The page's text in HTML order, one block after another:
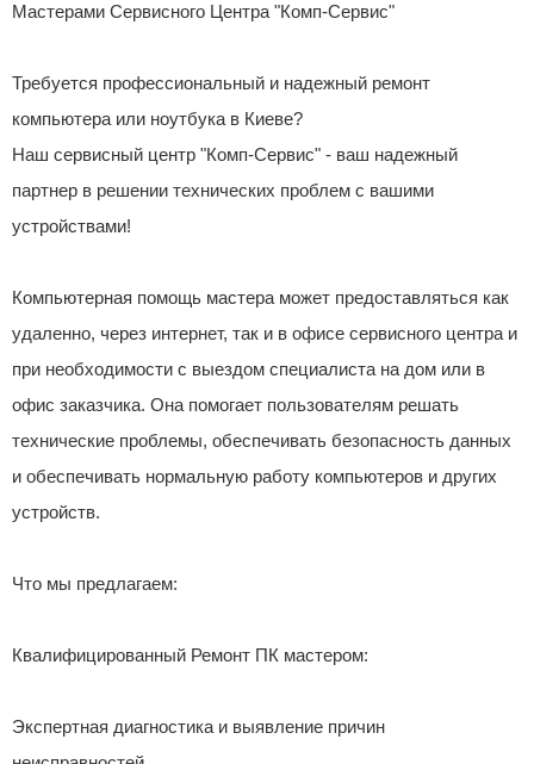
Мастерами Сервисного Центра "Комп-Сервис"
Требуется профессиональный и надежный ремонт
компьютера или ноутбука в Киеве?
Наш сервисный центр "Комп-Сервис" - ваш надежный
партнер в решении технических проблем с вашими
устройствами!
Компьютерная помощь мастера может предоставляться как
удаленно, через интернет, так и в офисе сервисного центра и
при необходимости с выездом специалиста на дом или в
офис заказчика. Она помогает пользователям решать
технические проблемы, обеспечивать безопасность данных
и обеспечивать нормальную работу компьютеров и других
устройств.
Что мы предлагаем:
Квалифицированный Ремонт ПК мастером:
Экспертная диагностика и выявление причин